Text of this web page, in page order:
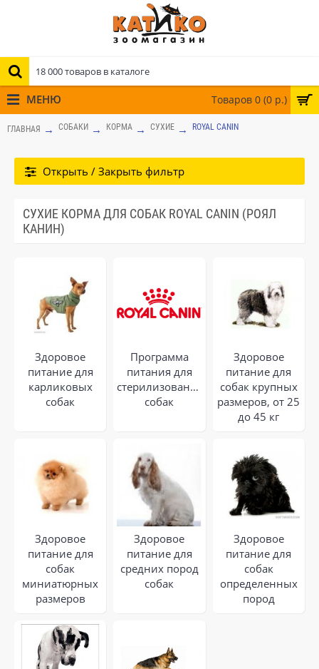
Товаров 0 (0 р.)
МЕНЮ
ГЛАВНАЯ СОБАКИ КОРМА СУХИЕ ROYAL CANIN
Открыть / Закрыть фильтр
СУХИЕ КОРМА ДЛЯ СОБАК ROYAL CANIN (РОЯЛ
КАНИН)
Здоровое
питание для
карликовых
собак
Программа
питания для
стерилизованных
собак
Здоровое
питание для
собак крупных
размеров, от 25
до 45 кг
Здоровое
питание для
собак
миниатюрных
размеров
Здоровое
питание для
средних пород
собак
Здоровое
питание для
собак
определенных
пород